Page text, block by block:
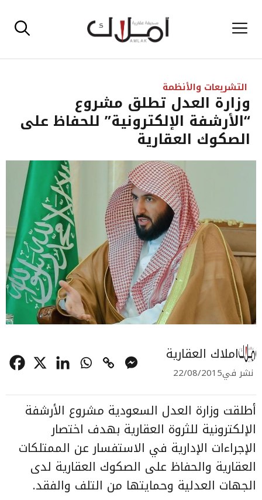
إلى القائمة
التشريعات والأنظمة
وزارة العدل تطلق مشروع
“الأرشفة الإلكترونية” للحفاظ على
الصكوك العقارية
املاك العقارية
نشر في22/08/2015
أطلقت وزارة العدل السعودية مشروع الأرشفة
الإلكترونية للثروة العقارية بهدف اختصار
الإجراءات الإدارية في الاستفسار عن الممتلكات
العقارية والحفاظ على الصكوك العقارية لدى
الجهات العدلية وحمايتها من التلف والفقد.